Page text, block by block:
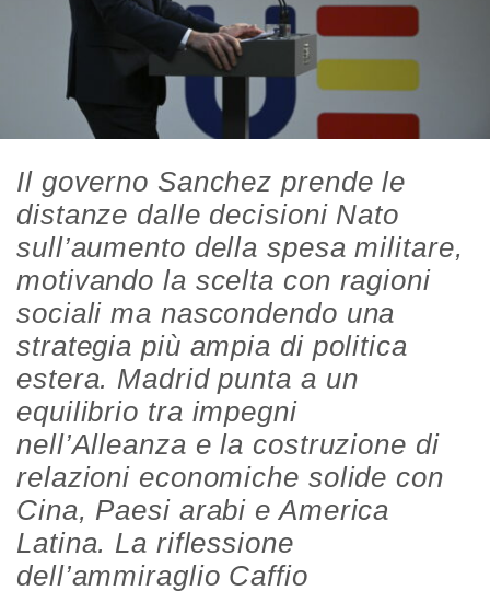
Il governo Sanchez prende le
distanze dalle decisioni Nato
sull’aumento della spesa militare,
motivando la scelta con ragioni
sociali ma nascondendo una
strategia più ampia di politica
estera. Madrid punta a un
equilibrio tra impegni
nell’Alleanza e la costruzione di
relazioni economiche solide con
Cina, Paesi arabi e America
Latina. La riflessione
dell’ammiraglio Caffio